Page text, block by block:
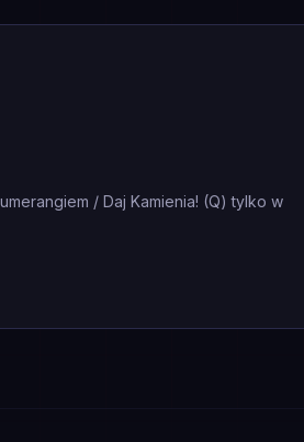
/ Daj Kamienia! (Q) tylko w